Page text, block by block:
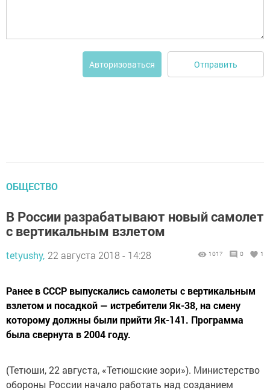
Авторизоваться Отправить
ОБЩЕСТВО
В России разрабатывают новый самолет
с вертикальным взлетом
tetyushy, 22 августа 2018 - 14:28 1017 0 1
Ранее в СССР выпускались самолеты с вертикальным
взлетом и посадкой — истребители Як-38, на смену
которому должны были прийти Як-141. Программа
была свернута в 2004 году.
(Тетюши, 22 августа, «Тетюшские зори»). Министерство
обороны России начало работать над созданием